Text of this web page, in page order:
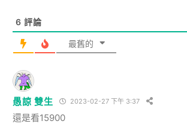
6 評論
最舊的
愚諒 雙生 2023-02-27 下午 3:37
還是看15900